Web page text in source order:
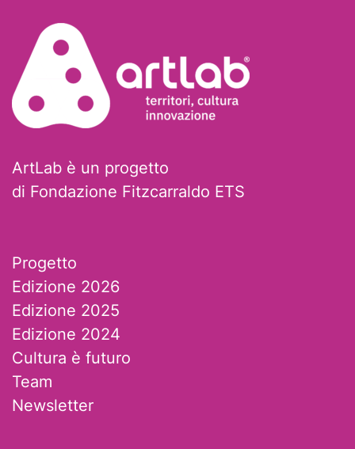
ArtLab è un progetto
di Fondazione Fitzcarraldo ETS
Progetto
Edizione 2026
Edizione 2025
Edizione 2024
Cultura è futuro
Team
Newsletter